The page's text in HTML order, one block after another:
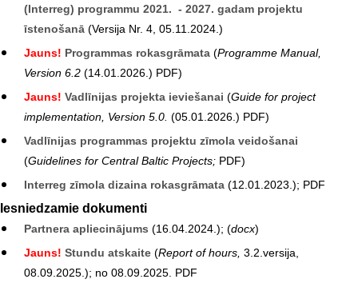
(Interreg) programmu 2021. - 2027. gadam projektu
īstenošanā (Versija Nr. 4, 05.11.2024.)
Jauns! Programmas rokasgrāmata (Programme Manual,
Version 6.2 (14.01.2026.) PDF)
Jauns! Vadlīnijas projekta ieviešanai (Guide for project
implementation, Version 5.0. (05.01.2026.) PDF)
Vadlīnijas programmas projektu zīmola veidošanai
(Guidelines for Central Baltic Projects; PDF)
Interreg zīmola dizaina rokasgrāmata (12.01.2023.); PDF
Iesniedzamie dokumenti
Partnera apliecinājums (16.04.2024.); (docx)
Jauns! Stundu atskaite (Report of hours, 3.2.versija,
08.09.2025.); no 08.09.2025. PDF